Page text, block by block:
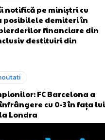
notifică pe miniștri cu
posibilele demiteri în
financiare din
destituiri din
FC Barcelona a
cu 0-3 în fața lui
Londra